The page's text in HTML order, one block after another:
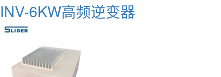
INV-6KW高频逆变器